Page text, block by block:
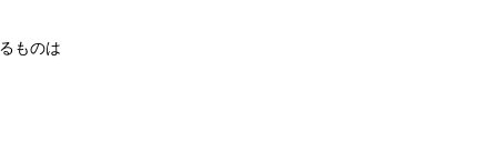
ものは